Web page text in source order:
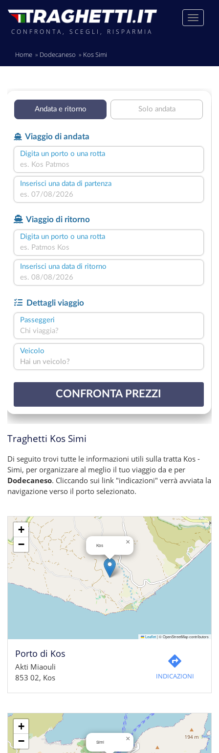
CONFRONTA, SCEGLI, RISPARMIA
Home Dodecaneso Kos Simi
Traghetti Kos Simi
Di seguito trovi tutte le informazioni utili sulla tratta Kos -
Simi, per organizzare al meglio il tuo viaggio da e per
Dodecaneso. Cliccando sui link "indicazioni" verrà avviata la
navigazione verso il porto selezionato.
Kos ×
+
−
Leaflet|© OpenStreetMap contributors
Porto di Kos
Akti Miaouli
853 02, Kos
INDICAZIONI
Simi ×
+
−